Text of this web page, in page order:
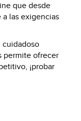
que desde
las exigencias
cuidadoso
permite ofrecer
¡probar